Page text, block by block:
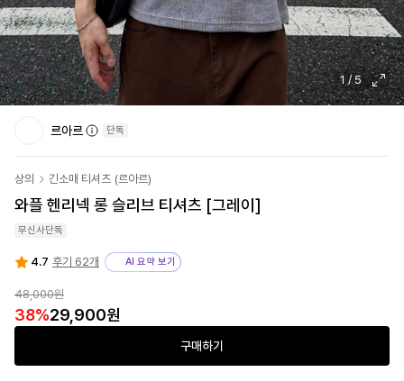
1 / 5
르아르 단독
상의 긴소매 티셔츠 (르아르)
와플 헨리넥 롱 슬리브 티셔츠 [그레이]
무신사단독
4.7 후기 62개 AI 요약 보기
48,000원
38%29,900원
구매하기